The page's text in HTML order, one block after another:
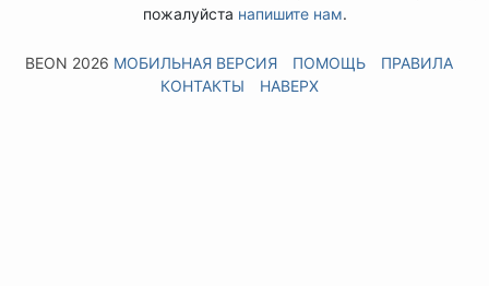
пожалуйста напишите нам.
BEON 2026 МОБИЛЬНАЯ ВЕРСИЯ ПОМОЩЬ
ПРАВИЛА
КОНТАКТЫ
НАВЕРХ